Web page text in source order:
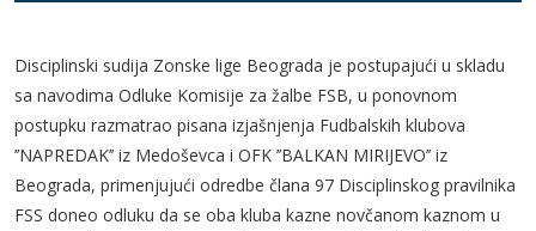
Disciplinski sudija Zonske lige Beograda je postupajući u skladu
sa navodima Odluke Komisije za žalbe FSB, u ponovnom
postupku razmatrao pisana izjašnjenja Fudbalskih klubova
’’NAPREDAK’’ iz Medoševca i OFK ’’BALKAN MIRIJEVO’’ iz
Beograda, primenjujući odredbe člana 97 Disciplinskog pravilnika
FSS doneo odluku da se oba kluba kazne novčanom kaznom u